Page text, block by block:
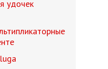
удочек